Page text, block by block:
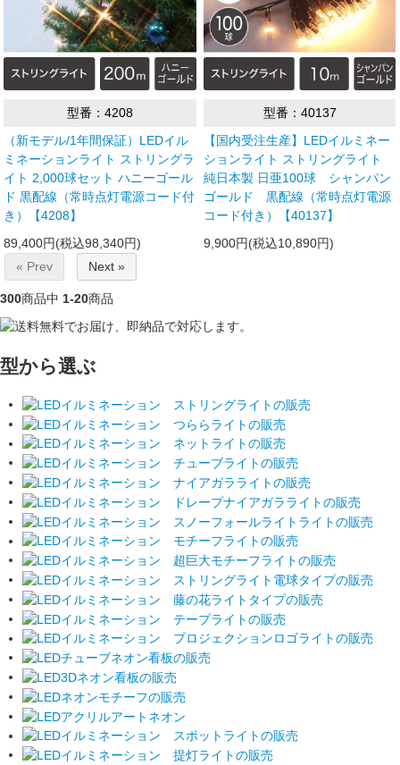
型番：4208
（新モデル/1年間保証）LEDイル
ミネーションライト ストリングラ
イト 2,000球セット ハニーゴール
ド 黒配線（常時点灯電源コード付
き）【4208】
89,400円(税込98,340円)
型番：40137
【国内受注生産】LEDイルミネー
ションライト ストリングライト
純日本製 日亜100球 シャンパン
ゴールド 黒配線（常時点灯電源
コード付き）【40137】
9,900円(税込10,890円)
« Prev
Next »
300商品中 1-20商品
型から選ぶ